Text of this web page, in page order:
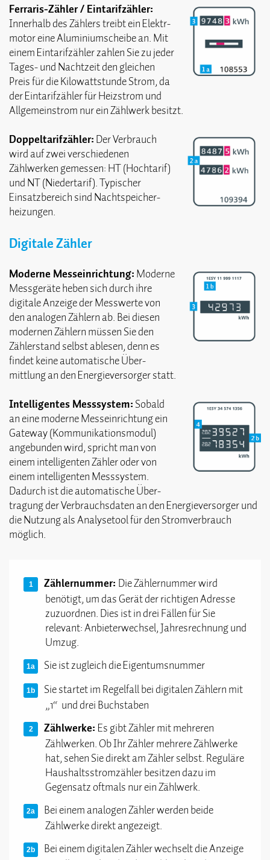
Ferraris-Zähler / Eintarif­zähler:
Innerhalb des Zählers treibt ein Elektr­
motor eine Aluminium­scheibe an. Mit
einem Eintarif­zähler zahlen Sie zu jeder
Tages- und Nachtzeit den gleichen
Preis für die Kilowatt­stunde Strom, da
der Eintarif­zähler für Heiz­strom und
Allgemein­strom nur ein Zählwerk besitzt.
Doppeltarif­zähler:Der Verbrauch
wird auf zwei verschiedenen
Zählwerken gemessen: HT (Hochtarif)
und NT (Niedertarif). Typischer
Einsatz­bereich sind Nachtspeicher­
heizungen.
Digitale Zähler
Moderne Mess­einrichtung:Moderne
Messgeräte heben sich durch ihre
digitale Anzeige der Messwerte von
den analogen Zählern ab. Bei diesen
modernen Zählern müssen Sie den
Zähler­stand selbst ablesen, denn es
findet keine automatische Über­
mittlung an den Energie­versorger statt.
Intelligentes Mess­system:Sobald
an eine moderne Mess­einrichtung ein
Gateway (Kommunikations­modul)
angebunden wird, spricht man von
einem intelligenten Zähler oder von
einem intelligenten Mess­system.
Dadurch ist die automatische Über­
tragung der Verbrauchs­daten an den Energie­versorger und
die Nutzung als Analysetool für den Strom­verbrauch
möglich.
Zählernummer: Die Zählernummer wird
benötigt, um das Gerät der richtigen Adresse
zuzuordnen. Dies ist in drei Fällen für Sie
relevant: Anbieterwechsel, Jahresrechnung und
Umzug.
Sie ist zugleich die Eigentumsnummer
Sie startet im Regelfall bei digitalen Zählern mit
„1“ und drei Buchstaben
Zählwerke: Es gibt Zähler mit mehreren
Zählwerken. Ob Ihr Zähler mehrere Zählwerke
hat, sehen Sie direkt am Zähler selbst. Reguläre
Haushaltsstromzähler besitzen dazu im
Gegensatz oftmals nur ein Zählwerk.
Bei einem analogen Zähler werden beide
Zählwerke direkt angezeigt.
Bei einem digitalen Zähler wechselt die Anzeige